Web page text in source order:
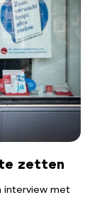
zetten
interview met